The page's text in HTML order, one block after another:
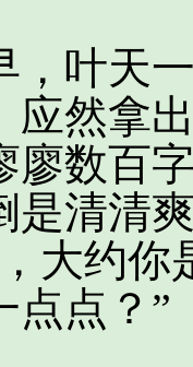
叶天一
应然拿
廖数百
是清清
大约
点点？”